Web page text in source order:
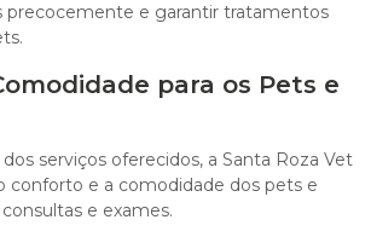
precocemente e garantir tratamentos
para os Pets e
serviços oferecidos, a Santa Roza Vet
conforto e a comodidade dos pets e
e exames.